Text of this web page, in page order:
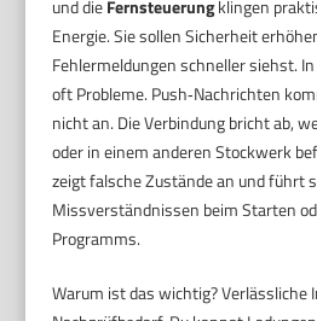
und dieFernsteuerungklingen
Energie. Sie sollen Sicherheit
Fehlermeldungen schneller siehst.
oft Probleme. Push‑Nachrichten
nicht an. Die Verbindung bricht ab,
oder in einem anderen Stockwerk
zeigt falsche Zustände an und führt
Missverständnissen beim Starten
Programms.
Warum ist das wichtig? Verlässliche